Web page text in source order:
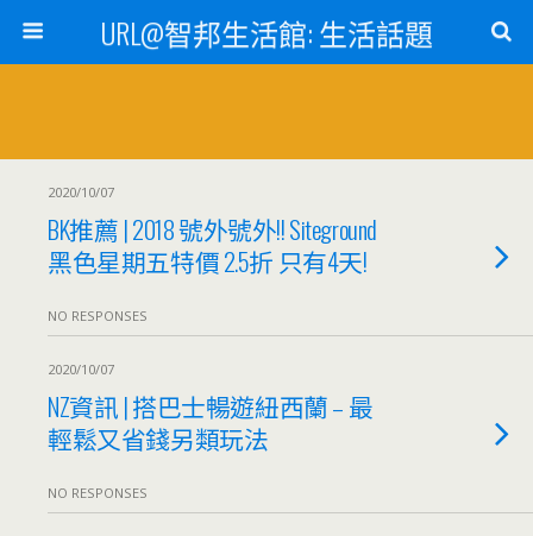
URL@智邦生活館: 生活話題
2020/10/07
BK推薦 | 2018 號外號外!! Siteground
黑色星期五特價 2.5折 只有4天!
NO RESPONSES
2020/10/07
NZ資訊 | 搭巴士暢遊紐西蘭 – 最
輕鬆又省錢另類玩法
NO RESPONSES